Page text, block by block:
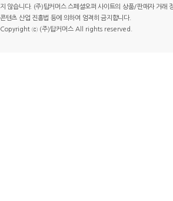
지 않습니다. (주)탑커머스 스페셜오퍼 사이트의 상품/판매자 거래
콘텐츠 산업 진흥법 등에 의하여 엄격히 금지합니다.
Copyright ⓒ (주)탑커머스 All rights reserved.